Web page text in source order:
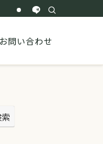
お問い合わせ